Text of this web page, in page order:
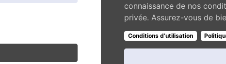
connaissance de nos
privée. Assurez-vous de
Conditions d’utilisation